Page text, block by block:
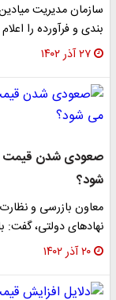
سازمان مدیریت
بندی و فرآورده را
۲۷ آذر ۱۴۰۲
صعودی شدن قیمت
شود؟
معاون بازرسی و
نهادهای دولتی، گفت:
۲۰ آذر ۱۴۰۲